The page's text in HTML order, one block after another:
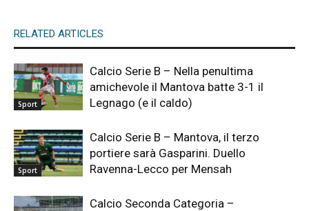
RELATED ARTICLES
Sport
Calcio Serie B – Nella penultima
amichevole il Mantova batte 3-1 il
Legnago (e il caldo)
Sport
Calcio Serie B – Mantova, il terzo
portiere sarà Gasparini. Duello
Ravenna-Lecco per Mensah
Calcio Seconda Categoria –